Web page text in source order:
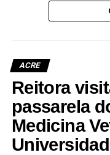
ACRE
Reitora
passarela
Medicina